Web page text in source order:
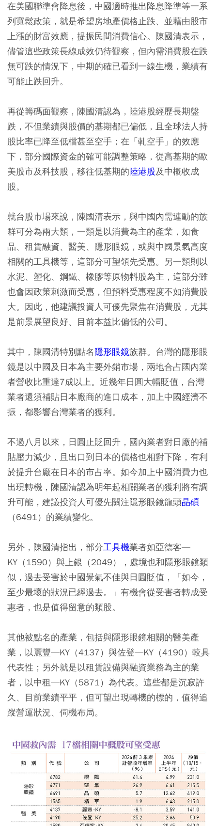
在美國聯準會降息後，中國適時推出降息降準等一系
列寬鬆政策，就是希望房地產價格止跌、並藉由股市
上漲的財富效應，提振民間消費信心。陳國清表示，
儘管這些政策長線成效仍待觀察，但內需消費股在跌
無可跌的情況下，中期的確已看到一線生機，業績有
可能止跌回升。
再從籌碼面觀察，陳國清認為，陸港股經歷長期盤
跌，不但業績與股價的基期都已偏低，且全球法人持
股比率已降至低檔甚至空手；在「軋空手」的效應
下，部分國際資金的確可能調整策略，從高基期的歐
美股市及科技股，移往低基期的陸港股及中概收成
股。
就台股市場來說，陳國清表示，與中國內需連動的族
群可分為兩大類，一類是以消費為主的產業，如食
品、租賃融資、醫美、隱形眼鏡，或與中國景氣高度
相關的工具機等，這部分可望領先受惠。另一類則以
水泥、塑化、鋼鐵、橡膠等原物料股為主，這部分雖
也會因政策刺激而受惠，但預料受惠程度不如消費股
大。因此，他建議投資人可優先聚焦在消費股，尤其
是前景展望良好、目前本益比偏低的公司。
其中，陳國清特別點名隱形眼鏡族群。台灣的隱形眼
鏡是以中國及日本為主要外銷市場，兩地合占國內業
者營收比重達7成以上。近幾年日圓大幅貶值，台灣
業者還須補貼日本廠商的進口成本，加上中國經濟不
振，都影響台灣業者的獲利。
不過八月以來，日圓止貶回升，國內業者對日廠的補
貼壓力減少，且出口到日本的價格也相對下降，有利
於提升台廠在日本的市占率。如今加上中國消費力也
出現轉機，陳國清認為明年起相關業者的獲利將有調
升可能，建議投資人可優先關注隱形眼鏡龍頭晶碩
（6491）的業績變化。
另外，陳國清指出，部分工具機業者如亞德客—
KY（1590）與上銀（2049），處境也和隱形眼鏡類
似，過去受害於中國景氣不佳與日圓貶值，「如今，
至少最壞的狀況已經過去。」有機會從受害者轉成受
惠者，也是值得留意的類股。
其他被點名的產業，包括與隱形眼鏡相關的醫美產
業，以麗豐—KY（4137）與佐登—KY（4190）較具
代表性；另外就是以租賃設備與融資業務為主的業
者，以中租—KY（5871）為代表。這些都是沉寂許
久、目前業績平平，但可望出現轉機的標的，值得追
蹤營運狀況、伺機布局。